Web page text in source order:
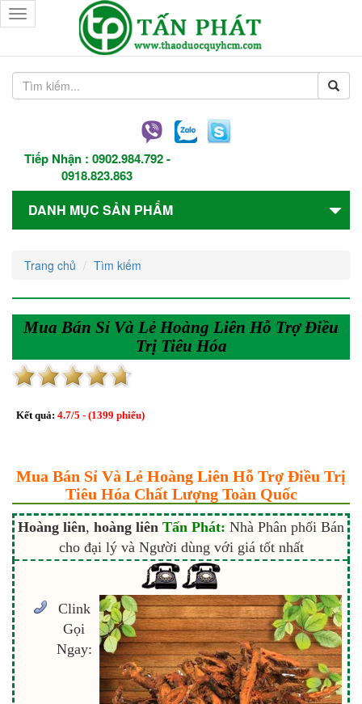
Tiếp Nhận : 0902.984.792-
0918.823.863
Toggle
navigation
DANH MỤC SẢN PHẨM
Trang chủ Tìm kiếm
Mua Bán Sỉ Và Lẻ Hoàng Liên Hỗ Trợ Điều
Trị Tiêu Hóa
Kết quả: 4.7/5 - (1399 phiếu)
Mua Bán Sỉ Và Lẻ Hoàng Liên Hỗ Trợ Điều Trị
Tiêu Hóa Chất Lượng Toàn Quốc
Hoàng liên, hoàng liên Tấn Phát: Nhà Phân phối Bán
cho đại lý và Người dùng với giá tốt nhất
Clink
Gọi
Ngay: